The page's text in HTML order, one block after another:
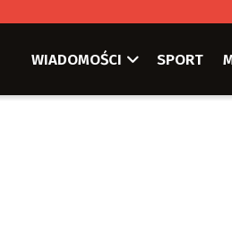
WIADOMOŚCI SPORT